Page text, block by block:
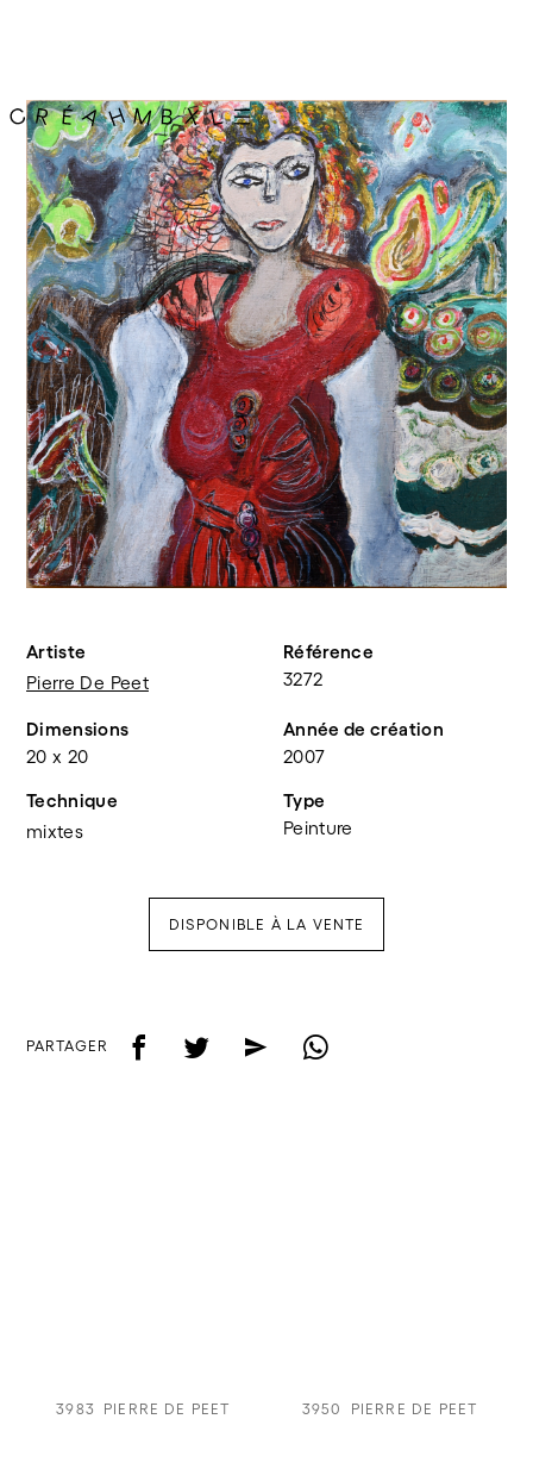
Artiste
Pierre De Peet
Référence
3272
Dimensions
20 x 20
Année de création
2007
Technique
mixtes
Type
Peinture
DISPONIBLE À LA VENTE
PARTAGER f t e w
3983 PIERRE DE PEET 3950 PIERRE DE PEET